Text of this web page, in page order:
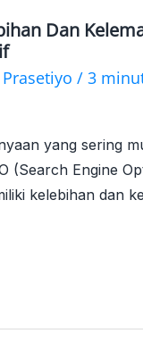
Dan
/ 3
yang sering
(Search Engine
kelebihan dan